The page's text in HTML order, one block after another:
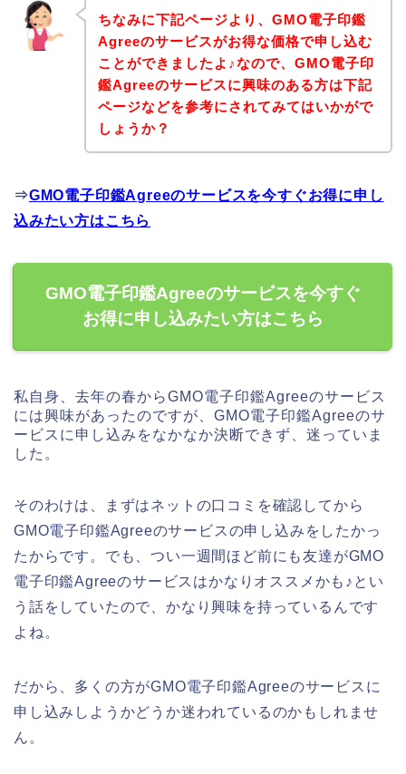
ちなみに下記ページより、GMO電子印鑑
Agreeのサービスがお得な価格で申し込む
ことができましたよ♪なので、GMO電子印
鑑Agreeのサービスに興味のある方は下記
ページなどを参考にされてみてはいかがで
しょうか？
⇒GMO電子印鑑Agreeのサービスを今すぐお得に申し
込みたい方はこちら
GMO電子印鑑Agreeのサービスを今すぐ
お得に申し込みたい方はこちら
私自身、去年の春からGMO電子印鑑Agreeのサービス
には興味があったのですが、GMO電子印鑑Agreeのサ
ービスに申し込みをなかなか決断できず、迷っていま
した。
そのわけは、まずはネットの口コミを確認してから
GMO電子印鑑Agreeのサービスの申し込みをしたかっ
たからです。でも、つい一週間ほど前にも友達がGMO
電子印鑑Agreeのサービスはかなりオススメかも♪とい
う話をしていたので、かなり興味を持っているんです
よね。
だから、多くの方がGMO電子印鑑Agreeのサービスに
申し込みしようかどうか迷われているのかもしれませ
ん。